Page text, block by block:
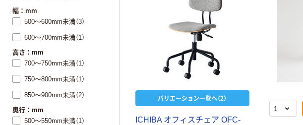
バリエーション一覧へ（2）
ICHIBA オフィスチェア OFC-
幅：mm
500～600mm未満（3）
600～700mm未満（1）
高さ：mm
700～750mm未満（1）
750～800mm未満（1）
850～900mm未満（2）
奥行：mm
500～550mm未満（1）